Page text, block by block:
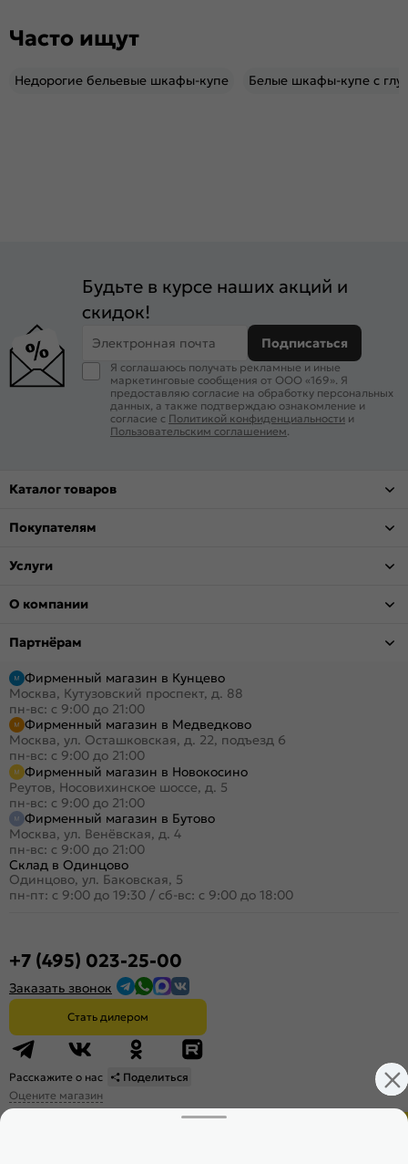
Часто ищут
Недорогие бельевые шкафы-купе Белые шкафы-купе с
Будьте в курсе наших акций и
скидок!
Электронная почта Подписаться
Я соглашаюсь получать рекламные и иные
маркетинговые сообщения от ООО «169». Я
предоставляю согласие на обработку персональных
данных, а также подтверждаю ознакомление и
согласие с Политикой конфиденциальности и
Пользовательским соглашением
Каталог товаров
Покупателям
Услуги
О компании
Партнёрам
Фирменный магазин в Кунцево
Москва, Кутузовский проспект, д. 88
пн-вс: с 9:00 до 21:00
Фирменный магазин в Медведково
Москва, ул. Осташковская, д. 22, подъезд 6
пн-вс: с 9:00 до 21:00
Фирменный магазин в Новокосино
Реутов, Носовихинское шоссе, д. 5
пн-вс: с 9:00 до 21:00
Фирменный магазин в Бутово
Москва, ул. Венёвская, д. 4
пн-вс: с 9:00 до 21:00
Склад в Одинцово
Одинцово, ул. Баковская, 5
пн-пт: с 9:00 до 19:30 / сб-вс: с 9:00 до 18:00
+7 (495) 023-25-00
Заказать звонок
Стать дилером
Расскажите о нас
Поделиться
Оцените магазин